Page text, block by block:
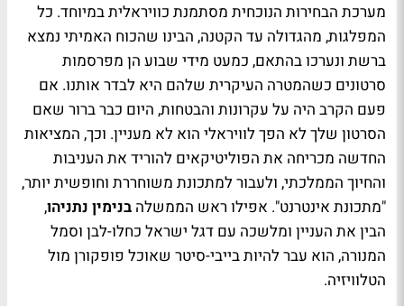
מערכת הבחירות הנוכחית מסתמנת כוויראלית במיוחד. כל
המפלגות, מהגדולה עד הקטנה, הבינו שהכוח האמיתי נמצא
ברשת ונערכו בהתאם, כמעט מידי שבוע הן מפרסמות
סרטונים כשהמטרה העיקרית שלהם היא לבדר אותנו. אם
פעם הקרב היה על עקרונות והבטחות, היום כבר ברור שאם
הסרטון שלך לא הפך לוויראלי הוא לא מעניין. וכך, המציאות
החדשה מכריחה את הפוליטיקאים להוריד את העניבות
והחיוך הממלכתי, ולעבור למתכונת משוחררת וחופשית יותר,
"מתכונת אינטרנט". אפילו ראש הממשלה בנימין נתניהו,
הבין את העניין ומלשכה עם דגל ישראל כחלו-לבן וסמל
המנורה, הוא עבר להיות בייבי-סיטר שאוכל פופקורן מול
הטלוויזיה.